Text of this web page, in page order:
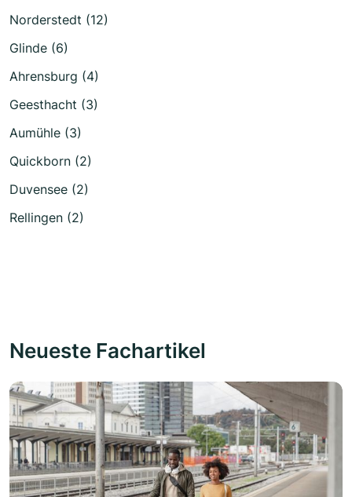
Norderstedt (12)
Glinde (6)
Ahrensburg (4)
Geesthacht (3)
Aumühle (3)
Quickborn (2)
Duvensee (2)
Rellingen (2)
Neueste Fachartikel